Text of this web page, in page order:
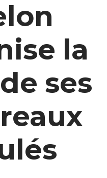
la
ses